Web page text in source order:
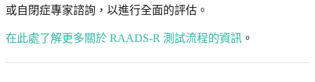
或自閉症專家諮詢，以進行全面的評估。
在此處了解更多關於 RAADS-R 測試流程的資訊 。